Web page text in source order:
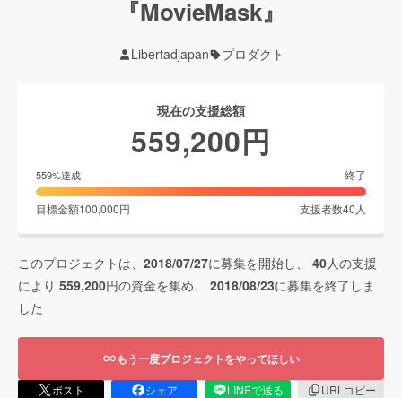
『MovieMask』
Libertadjapan プロダクト
現在の支援総額
559,200円
559%達成 終了
目標金額100,000円 支援者数40 人
このプロジェクトは、 2018/07/27に募集を開始し、 40人の支援
により 559,200円の資金を集め、 2018/08/23に募集を終了しま
した
もう一度プロジェクトをやってほしい
ポスト シェア LINEで送る
URLコピー